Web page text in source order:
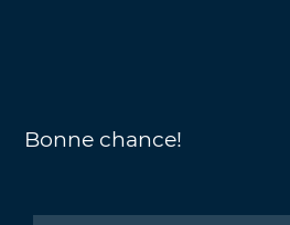
Bonne chance!